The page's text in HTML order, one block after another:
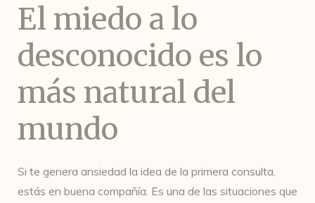
El miedo a lo
desconocido es lo
más natural del
mundo
Si te genera ansiedad la idea de la primera consulta,
estás en buena compañía. Es una de las situaciones que